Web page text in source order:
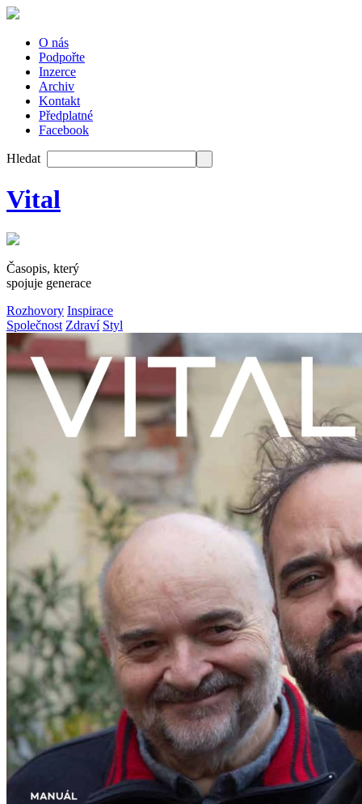
O nás
Podpořte
Inzerce
Archiv
Kontakt
Předplatné
Facebook
Hledat
Vital
Časopis, který
spojuje generace
Rozhovory Inspirace
Společnost Zdraví Styl